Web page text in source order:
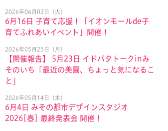
2026年06月02日（火）
6月16日 子育て応援！「イオンモールde子
育てふれあいイベント」開催！
2026年05月25日（月）
【開催報告】 5月23日 イドバタトークinみ
そのいち「最近の美園、ちょっと気になるこ
と」
2026年05月14日（木）
6月4日 みその都市デザインスタジオ
2026[春] 最終発表会 開催！